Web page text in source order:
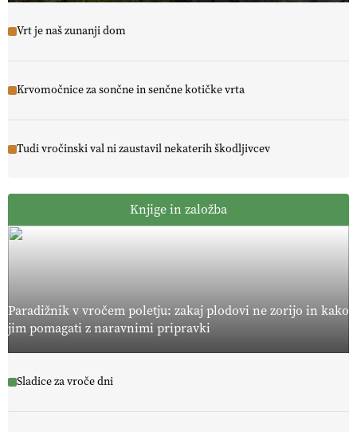
Vrt je naš zunanji dom
Krvomočnice za sončne in senčne kotičke vrta
Tudi vročinski val ni zaustavil nekaterih škodljivcev
Knjige in založba
Paradižnik v vročem poletju: zakaj plodovi ne zorijo in kako
jim pomagati z naravnimi pripravki
Sladice za vroče dni